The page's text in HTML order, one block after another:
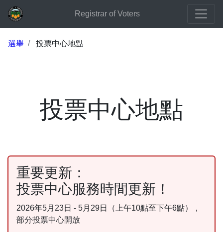
Registrar of Voters
選舉 投票中心地點
投票中心地點
重要更新：
投票中心服務時間更新！
2026年5月23日 - 5月29日（上午10點至下午6點），
部分投票中心開放